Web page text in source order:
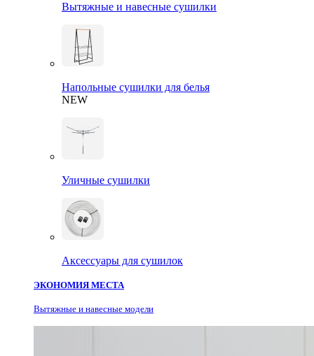
Вытяжные и навесные сушилки
Напольные сушилки для белья
NEW
Уличные сушилки
Аксессуары для сушилок
ЭКОНОМИЯ МЕСТА
Вытяжные и навесные модели